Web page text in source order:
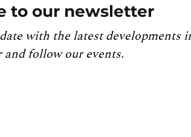
to our newsletter
with the latest developments
follow our events.